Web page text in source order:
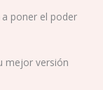
poner el poder
mejor versión